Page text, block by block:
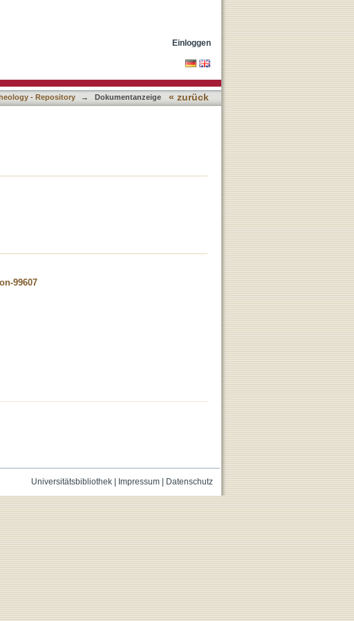
Einloggen
- Repository → Dokumentanzeige « zurück
99607
Universitätsbibliothek| Impressum| Datenschutz